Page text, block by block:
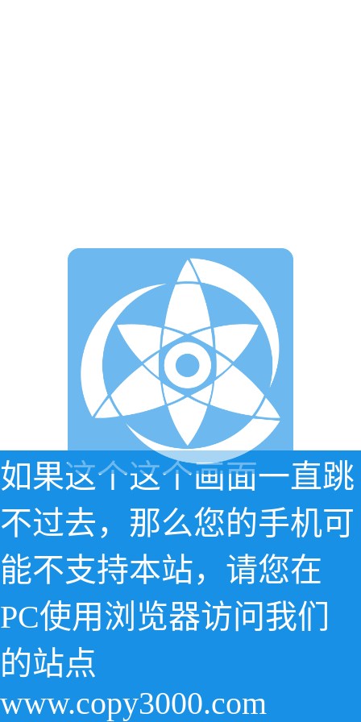
如果这个这个画面一直跳
不过去，那么您的手机可
能不支持本站，请您在
PC使用浏览器访问我们
的站点
www.copy3000.com